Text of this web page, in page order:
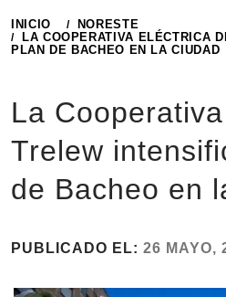
INICIO
NORESTE
LA COOPERATIVA ELÉCTRICA
PLAN DE BACHEO EN LA CIUDAD
La
Trelew
de Bacheo en
PUBLICADO EL: 26 MAYO,